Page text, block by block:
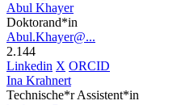
Abul Khayer
Doktorand*in
Abul.Khayer@...
2.144
Linkedin X ORCID
Ina Krahnert
Technische*r Assistent*in